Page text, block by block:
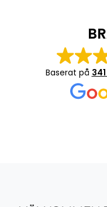
Baserat på